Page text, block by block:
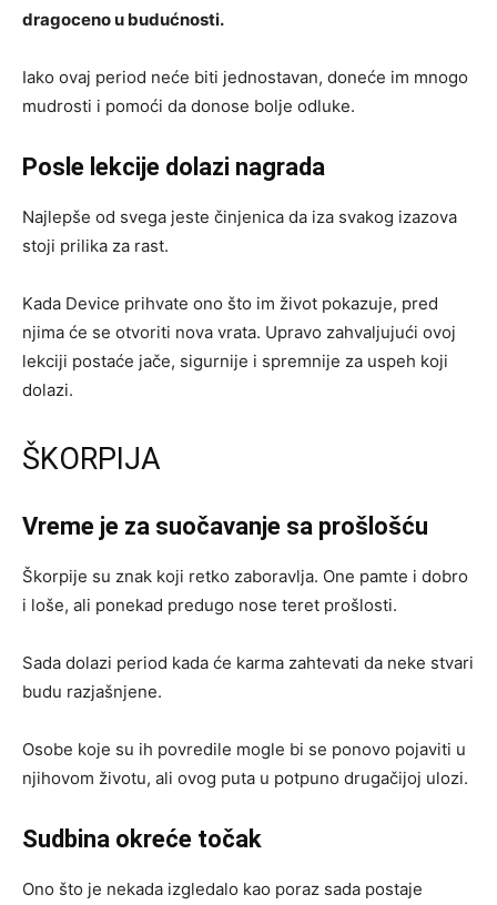
dragoceno u budućnosti.
Iako ovaj period neće biti jednostavan, doneće im mnogo
mudrosti i pomoći da donose bolje odluke.
Posle lekcije dolazi nagrada
Najlepše od svega jeste činjenica da iza svakog izazova
stoji prilika za rast.
Kada Device prihvate ono što im život pokazuje, pred
njima će se otvoriti nova vrata. Upravo zahvaljujući ovoj
lekciji postaće jače, sigurnije i spremnije za uspeh koji
dolazi.
ŠKORPIJA
Vreme je za suočavanje sa prošlošću
Škorpije su znak koji retko zaboravlja. One pamte i dobro
i loše, ali ponekad predugo nose teret prošlosti.
Sada dolazi period kada će karma zahtevati da neke stvari
budu razjašnjene.
Osobe koje su ih povredile mogle bi se ponovo pojaviti u
njihovom životu, ali ovog puta u potpuno drugačijoj ulozi.
Sudbina okreće točak
Ono što je nekada izgledalo kao poraz sada postaje